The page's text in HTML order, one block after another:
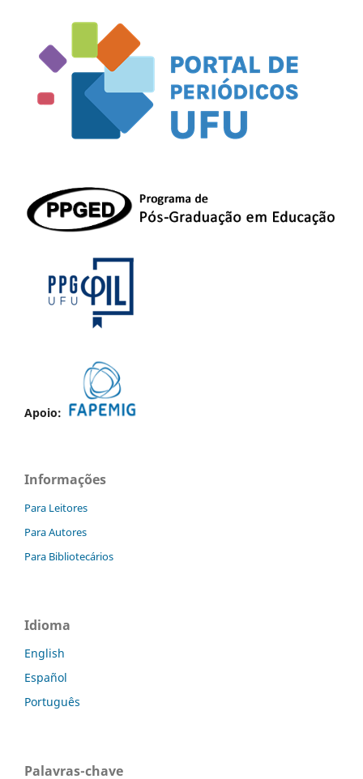
Apoio:
Informações
Para Leitores
Para Autores
Para Bibliotecários
Idioma
English
Español
Português
Palavras-chave